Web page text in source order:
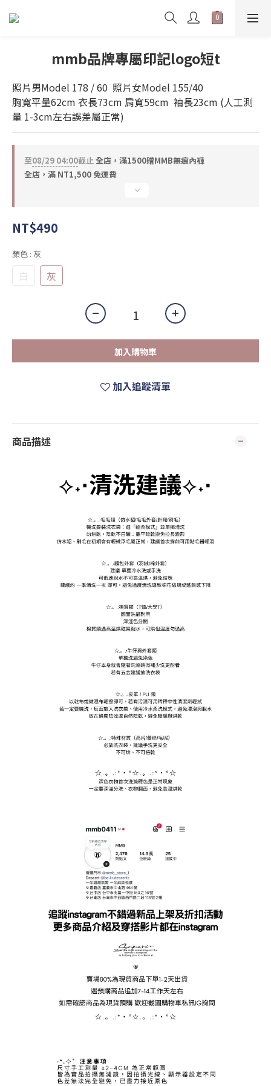
mmb品牌專屬印記logo短t
照片男Model 178 / 60  照片女Model 155/40
胸寬平量62cm 衣長73cm 肩寬59cm  袖長23cm (人工測
量 1-3cm左右誤差屬正常)
至08/29 04:00截止全店，滿1500贈MMB無痕內褲
全店，滿 NT1,500 免運費
NT$490
顏色 : 灰
白 灰
加入購物車
加入追蹤清單
商品描述